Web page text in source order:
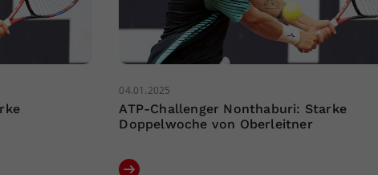
04.01.2025
ATP-Challenger Nonthaburi: Starke
Doppelwoche von Oberleitner